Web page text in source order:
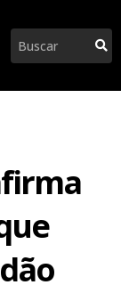
Pesquisar